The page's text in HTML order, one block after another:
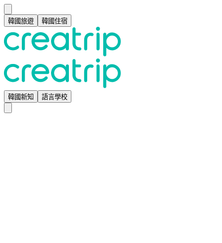
韓國旅遊 韓國住宿
韓國新知 語言學校